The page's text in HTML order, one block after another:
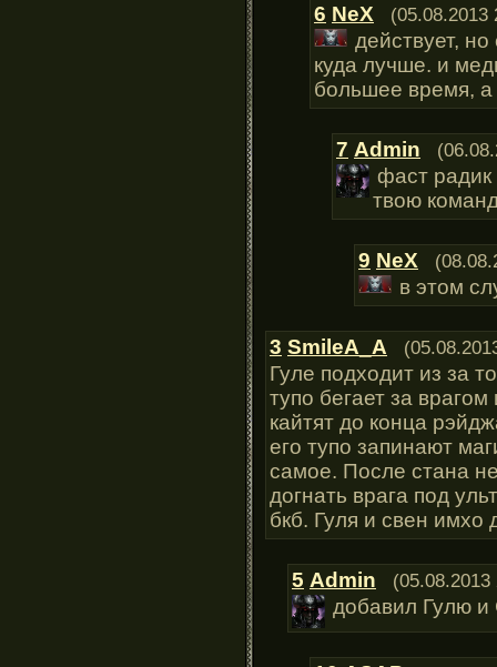
6 NeX (05.08.2013
действует,
куда лучше. и
большее время, а
7 Admin
фаст радик
твою
9 NeX
в этом
3 SmileA_A
Гуле подходит из за
тупо бегает за
кайтят до конца
его тупо запинают
самое. После стана
догнать врага под
бкб. Гуля и свен имхо
5 Admin (05.08.2013
добавил Гулю и